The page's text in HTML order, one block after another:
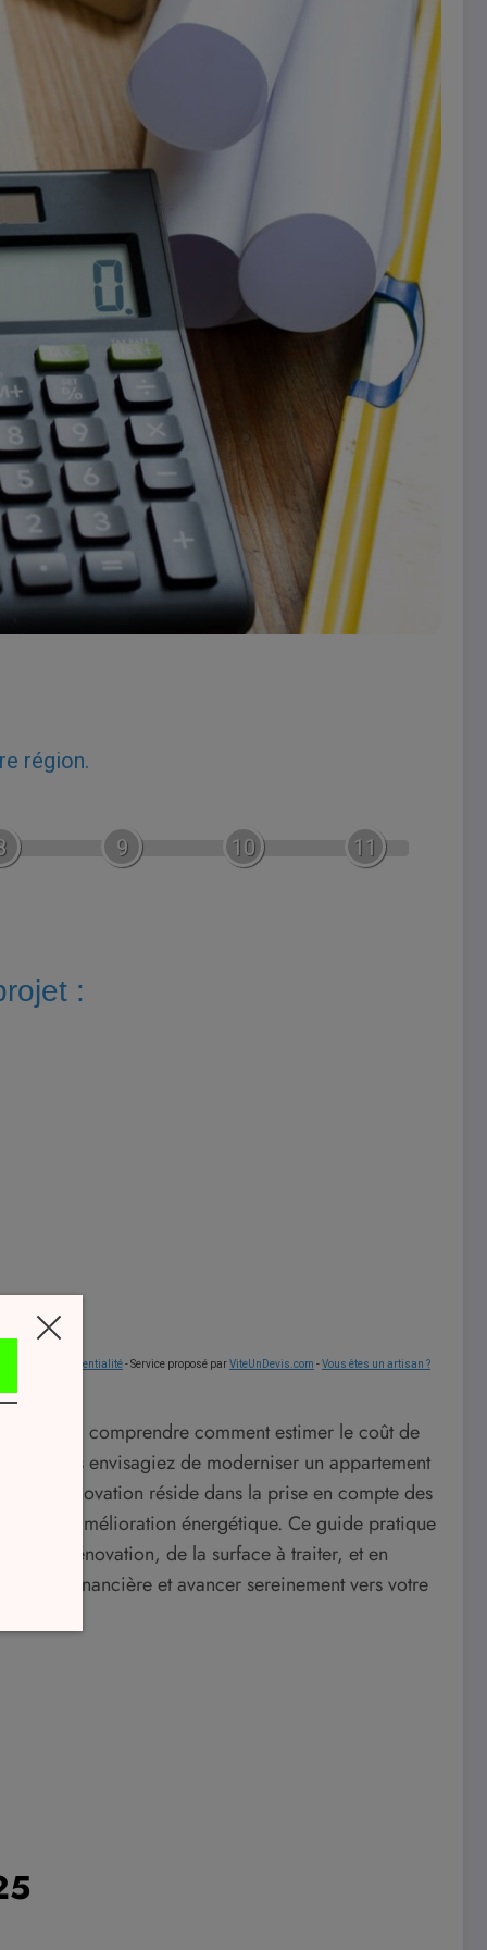
région.
9 10 11
:
Confidentialité- Service proposé parViteUnDevis.com -Vous êtes un artisan ?
projet, comprendre comment estimer le coût de
vous envisagiez de moderniser un appartement
coût rénovation réside dans la prise en compte des
et amélioration énergétique. Ce guide pratique
de rénovation, de la surface à traiter, et en
financière et avancer sereinement vers votre